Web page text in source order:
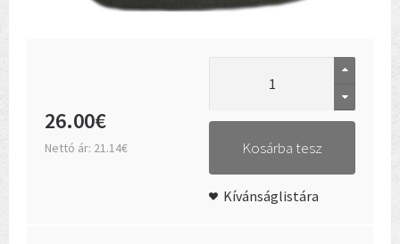
26.00€
Nettó ár: 21.14€ Kosárba tesz
Kívánságlistára